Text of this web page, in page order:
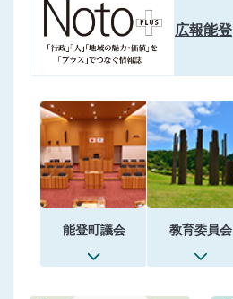
広報能登
能登町議会 教育委員会